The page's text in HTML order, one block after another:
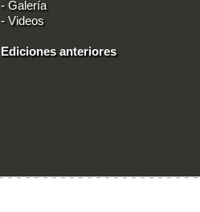
-Galería
-Videos
Ediciones anteriores